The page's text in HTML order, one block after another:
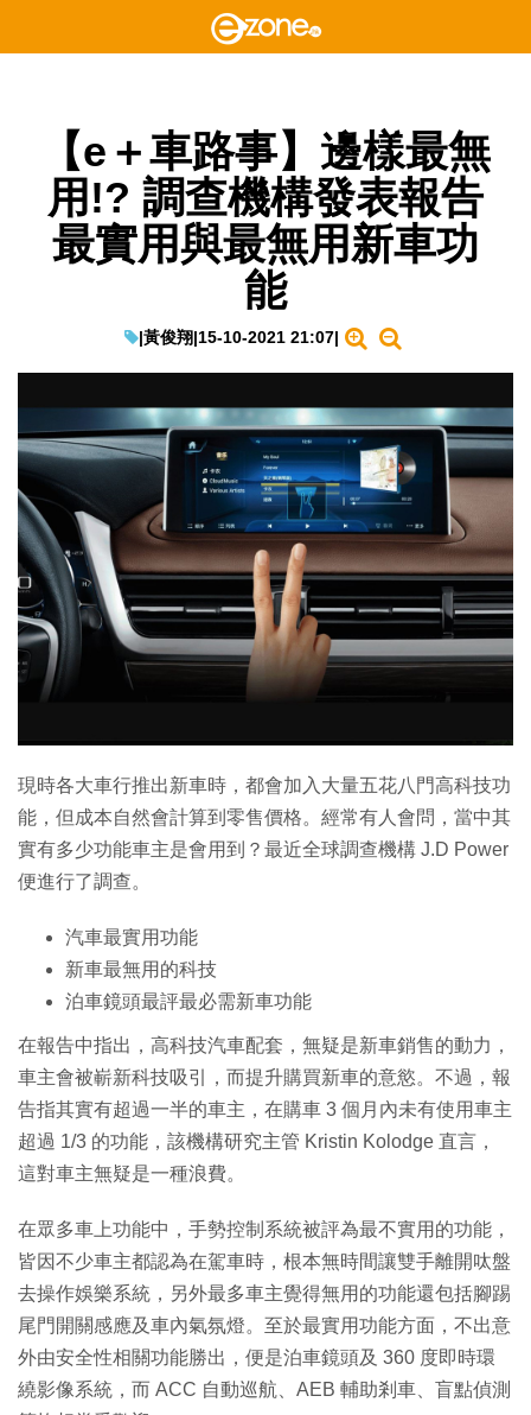
【e＋車路事】邊樣最無
用!? 調查機構發表報告
最實用與最無用新車功
能
|黃俊翔|15-10-2021 21:07|
現時各大車行推出新車時，都會加入大量五花八門高科技功
能，但成本自然會計算到零售價格。經常有人會問，當中其
實有多少功能車主是會用到？最近全球調查機構 J.D Power
便進行了調查。
汽車最實用功能
新車最無用的科技
泊車鏡頭最評最必需新車功能
在報告中指出，高科技汽車配套，無疑是新車銷售的動力，
車主會被嶄新科技吸引，而提升購買新車的意慾。不過，報
告指其實有超過一半的車主，在購車 3 個月內未有使用車主
超過 1/3 的功能，該機構研究主管 Kristin Kolodge 直言，
這對車主無疑是一種浪費。
在眾多車上功能中，手勢控制系統被評為最不實用的功能，
皆因不少車主都認為在駕車時，根本無時間讓雙手離開呔盤
去操作娛樂系統，另外最多車主覺得無用的功能還包括腳踢
尾門開關感應及車內氣氛燈。至於最實用功能方面，不出意
外由安全性相關功能勝出，便是泊車鏡頭及 360 度即時環
繞影像系統，而 ACC 自動巡航、AEB 輔助剎車、盲點偵測